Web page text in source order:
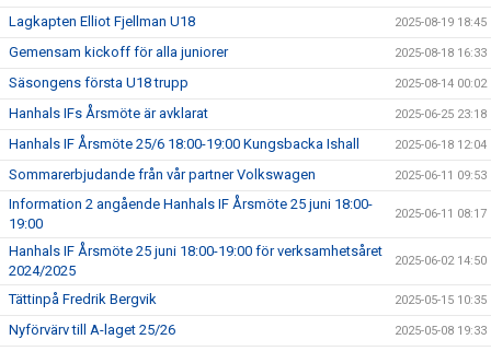
Lagkapten Elliot Fjellman U18 2025-08-19 18:45
Gemensam kickoff för alla juniorer 2025-08-18 16:33
Säsongens första U18 trupp 2025-08-14 00:02
Hanhals IFs Årsmöte är avklarat 2025-06-25 23:18
Hanhals IF Årsmöte 25/6 18:00-19:00 Kungsbacka Ishall 2025-06-18 12:04
Sommarerbjudande från vår partner Volkswagen 2025-06-11 09:53
Information 2 angående Hanhals IF Årsmöte 25 juni 18:00-
19:00
2025-06-11 08:17
Hanhals IF Årsmöte 25 juni 18:00-19:00 för verksamhetsåret
2024/2025
2025-06-02 14:50
Tättinpå Fredrik Bergvik 2025-05-15 10:35
Nyförvärv till A-laget 25/26 2025-05-08 19:33